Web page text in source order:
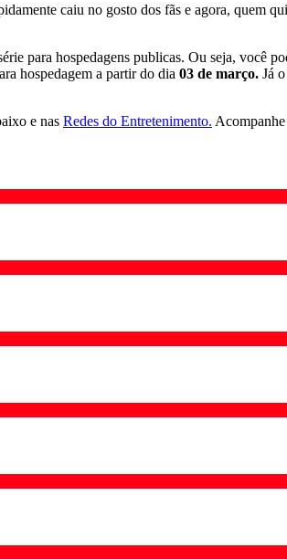
caiu no gosto dos fãs e agora, quem
para hospedagens publicas. Ou seja, você
hospedagem a partir do dia 03 de março. Já
e nas Redes do Entretenimento.